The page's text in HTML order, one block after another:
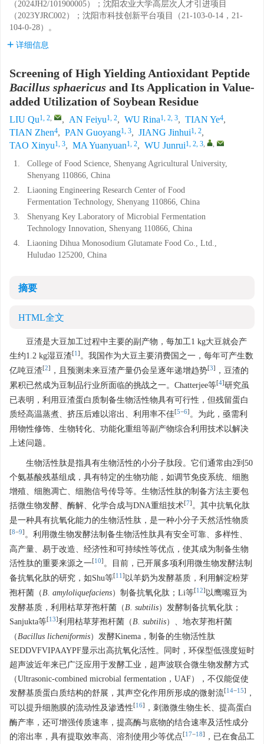
（2024JH2/101900005）；沈阳农业大学高层次人才引进项目
（2023YJRC002）；沈阳市科技创新平台项目（21-103-0-14，21-
104-0-28）。
详细信息
Screening of High Yielding Antioxidant Peptide
Bacillus sphaericus and Its Application in Value-
added Utilization of Soybean Residue
LIU Qu1, 2, , AN Feiyu1, 2, WU Rina1, 2, 3, TIAN Ye4,
TIAN Zhen4, PAN Guoyang1, 3, JIANG Jinhui1, 2,
TAO Xinyu1, 3, MA Yuanyuan1, 2, WU Junrui1, 2, 3, ,
1.
College of Food Science, Shenyang Agricultural University,
Shenyang 110866, China
2.
Liaoning Engineering Research Center of Food
Fermentation Technology, Shenyang 110866, China
3.
Shenyang Key Laboratory of Microbial Fermentation
Technology Innovation, Shenyang 110866, China
4.
Liaoning Dihua Monosodium Glutamate Food Co., Ltd.,
Huludao 125200, China
摘要
HTML全文
豆渣是大豆加工过程中主要的副产物，每加工1 kg大豆就会产
生约1.2 kg湿豆渣[1 ] 。我国作为大豆主要消费国之一，每年可产生数
亿吨豆渣[2] ，且预测未来豆渣产量仍会呈逐年递增趋势[3]
，豆渣的
累积已然成为豆制品行业所面临的挑战之一。Chatterjee等[4]研究虽
已表明，利用豆渣蛋白质制备生物活性物具有可行性，但残留蛋白
质经高温蒸煮、挤压后难以溶出、利用率不佳[5−6] 。为此，亟需利
用物性修饰、生物转化、功能化重组等副产物综合利用技术以解决
上述问题。
生物活性肽是指具有生物活性的小分子肽段。它们通常由2到50
个氨基酸残基组成，具有特定的生物功能，如调节免疫系统、细胞
增殖、细胞凋亡、细胞信号传导等。生物活性肽的制备方法主要包
括微生物发酵、酶解、化学合成与DNA重组技术[7] 。其中抗氧化肽
是一种具有抗氧化能力的生物活性肽，是一种小分子天然活性物质
[8−9] 。利用微生物发酵法制备生物活性肽具有安全可靠、多样性、
高产量、易于改造、经济性和可持续性等优点，使其成为制备生物
活性肽的重要来源之一[10] 。目前，已开展多项利用微生物发酵法制
备抗氧化肽的研究，如Shu等[11 ] 以羊奶为发酵基质，利用解淀粉芽
孢杆菌（B. amyloliquefaciens）制备抗氧化肽；Li等[12] 以鹰嘴豆为
发酵基质，利用枯草芽孢杆菌（B. subtilis）发酵制备抗氧化肽；
Sanjukta等[13]利用枯草芽孢杆菌（B. subtilis）、地衣芽孢杆菌
（Bacillus licheniformis）发酵Kinema，制备的生物活性肽
SEDDVFVIPAAYPF显示出高抗氧化活性。同时，环保型低强度短时
超声波近年来已广泛应用于发酵工业，超声波联合微生物发酵方式
（Ultrasonic-combined microbial fermentation，UAF），不仅能促使
发酵基质蛋白质结构的舒展，其声空化作用所形成的微射流[14−15]
，
可以提升细胞膜的流动性及渗透性[16]
，刺激微生物生长、提高蛋白
酶产率，还可增强传质速率，提高酶与底物的结合速率及活性成分
的溶出率，具有提取效率高、溶剂使用少等优点[17−18]
，已在食品工